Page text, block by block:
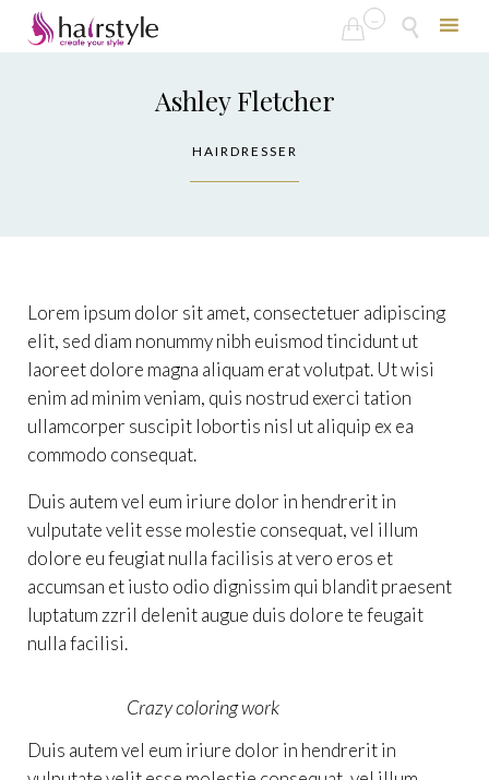
 ...

to
Ashley Fletcher
HAIRDRESSER
Lorem ipsum dolor sit amet, consectetuer adipiscing
elit, sed diam nonummy nibh euismod tincidunt ut
laoreet dolore magna aliquam erat volutpat. Ut wisi
enim ad minim veniam, quis nostrud exerci tation
ullamcorper suscipit lobortis nisl ut aliquip ex ea
commodo consequat.
Duis autem vel eum iriure dolor in hendrerit in
vulputate velit esse molestie consequat, vel illum
dolore eu feugiat nulla facilisis at vero eros et
accumsan et iusto odio dignissim qui blandit praesent
luptatum zzril delenit augue duis dolore te feugait
nulla facilisi.
Crazy coloring work
Duis autem vel eum iriure dolor in hendrerit in